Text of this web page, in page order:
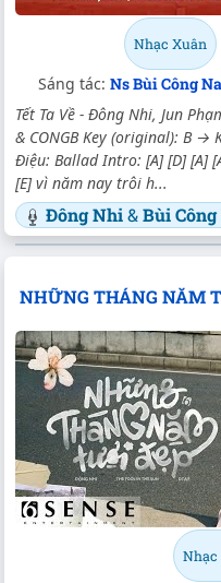
Nhạc Xuân
Sáng tác: Ns Bùi Công
Tết Ta Về - Đông Nhi, Jun
& CONGB Key (original): B →
Điệu: Ballad Intro: [A] [D] [A]
[E] vì năm nay trôi h...
Đông Nhi&Bùi
NHỮNG THÁNG NĂM
Nhạc